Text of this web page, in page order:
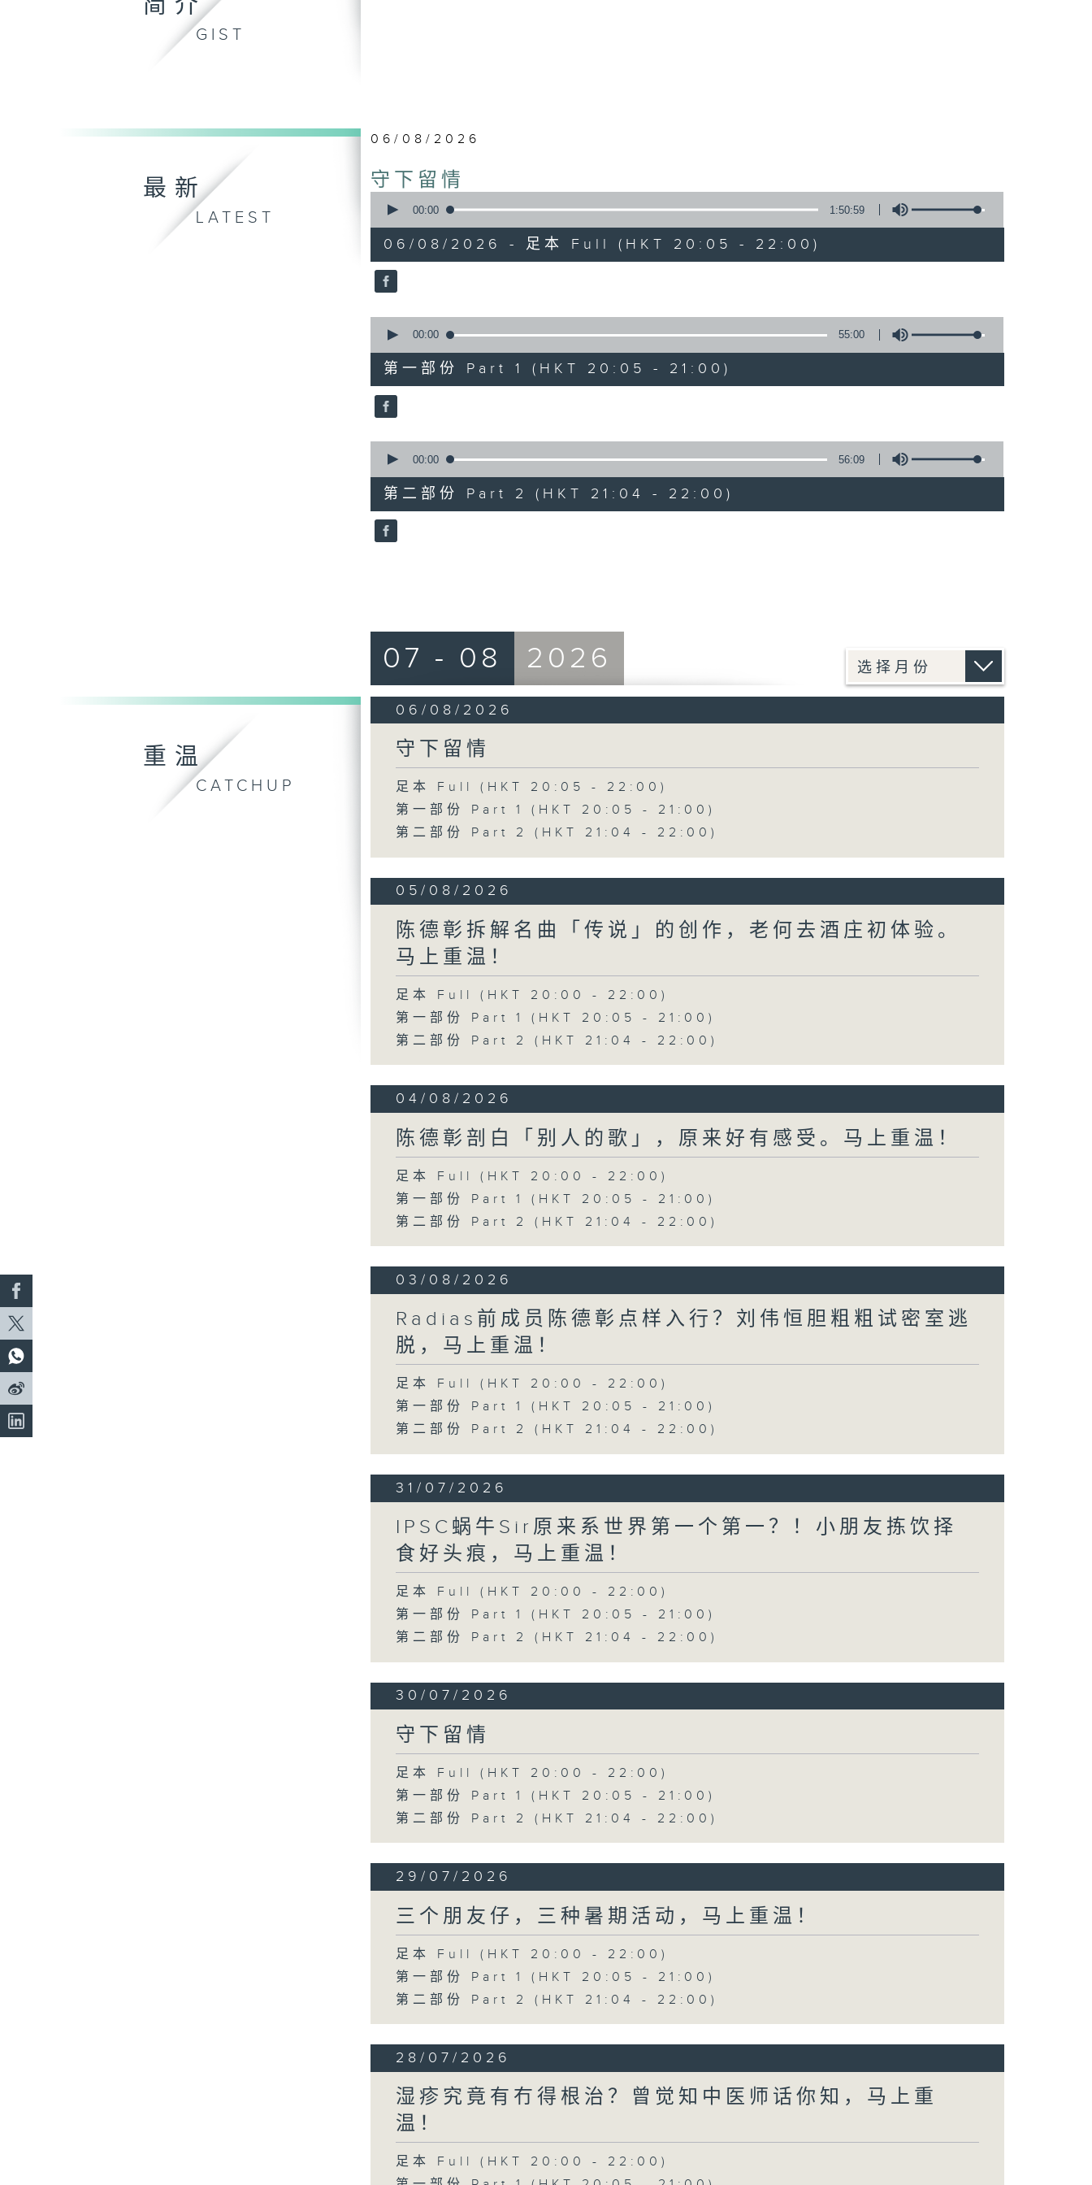
简介
GIST
最新
LATEST
06/08/2026
守下留情
seconds
hour,
50
minutes,
59
90%
00:00 1:50:59
06/08/2026 - 足本 Full (HKT 20:05 - 22:00)
seconds
55
minutes,
0
seconds
90%
00:00 55:00
第一部份 Part 1 (HKT 20:05 - 21:00)
seconds
56
minutes,
9
seconds
90%
00:00 56:09
第二部份 Part 2 (HKT 21:04 - 22:00)
重温
CATCHUP
07 - 08 2026
06/08/2026
守下留情
足本 Full (HKT 20:05 - 22:00)
第一部份 Part 1 (HKT 20:05 - 21:00)
第二部份 Part 2 (HKT 21:04 - 22:00)
05/08/2026
陈德彰拆解名曲「传说」的创作，老何去酒庄初体验。
马上重温！
足本 Full (HKT 20:00 - 22:00)
第一部份 Part 1 (HKT 20:05 - 21:00)
第二部份 Part 2 (HKT 21:04 - 22:00)
04/08/2026
陈德彰剖白「别人的歌」，原来好有感受。马上重温！
足本 Full (HKT 20:00 - 22:00)
第一部份 Part 1 (HKT 20:05 - 21:00)
第二部份 Part 2 (HKT 21:04 - 22:00)
03/08/2026
Radias前成员陈德彰点样入行？刘伟恒胆粗粗试密室逃
脱，马上重温！
足本 Full (HKT 20:00 - 22:00)
第一部份 Part 1 (HKT 20:05 - 21:00)
第二部份 Part 2 (HKT 21:04 - 22:00)
31/07/2026
IPSC蜗牛Sir原来系世界第一个第一？！小朋友拣饮择
食好头痕，马上重温！
足本 Full (HKT 20:00 - 22:00)
第一部份 Part 1 (HKT 20:05 - 21:00)
第二部份 Part 2 (HKT 21:04 - 22:00)
30/07/2026
守下留情
足本 Full (HKT 20:00 - 22:00)
第一部份 Part 1 (HKT 20:05 - 21:00)
第二部份 Part 2 (HKT 21:04 - 22:00)
29/07/2026
三个朋友仔，三种暑期活动，马上重温！
足本 Full (HKT 20:00 - 22:00)
第一部份 Part 1 (HKT 20:05 - 21:00)
第二部份 Part 2 (HKT 21:04 - 22:00)
28/07/2026
湿疹究竟有冇得根治？曾觉知中医师话你知，马上重
温！
足本 Full (HKT 20:00 - 22:00)